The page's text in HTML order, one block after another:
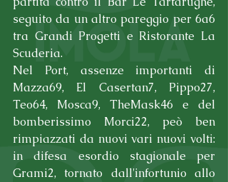
seguito da un altro pareggio per 6a6
tra Grandi Progetti e Ristorante La
Scuderia.
Nel Port, assenze importanti di
Mazza69, El Casertan7, Pippo27,
Teo64, Mosca9, TheMask46 e del
bomberissimo Morci22, peò ben
rimpiazzati da nuovi vari nuovi volti:
in difesa esordio stagionale per
Grami2, tornato dall'infortunio allo